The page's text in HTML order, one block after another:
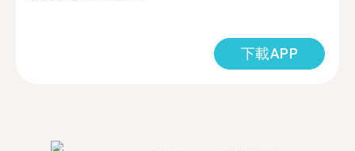
下載APP